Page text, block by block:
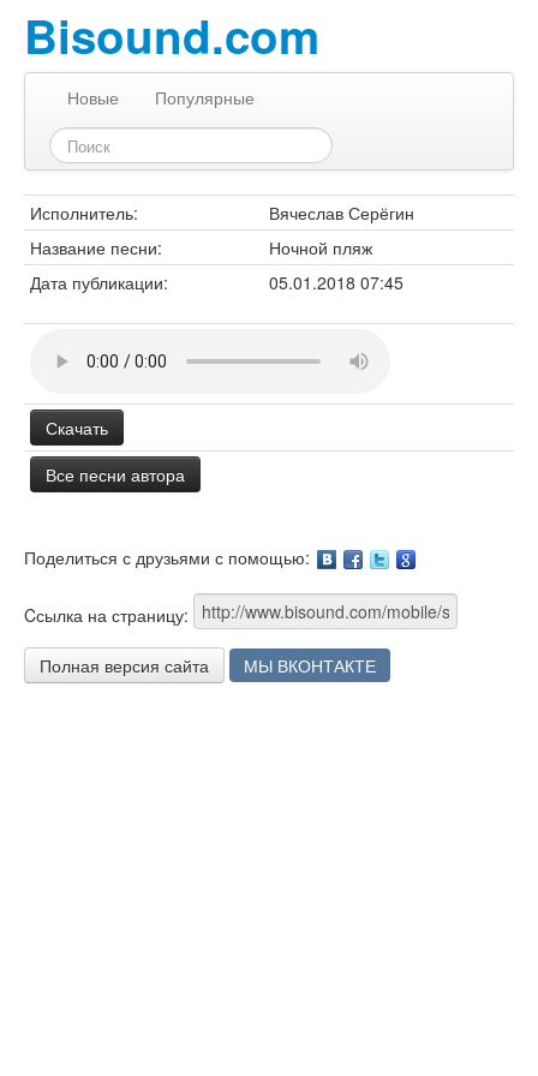
Bisound.com
Новые Популярные
Исполнитель:
Вячеслав Серёгин
Название песни:
Ночной пляж
Дата публикации:
05.01.2018 07:45
Скачать
Все песни автора
Поделиться с друзьями с помощью:
Cсылка на страницу:
Полная версия сайта МЫ ВКОНТАКТЕ